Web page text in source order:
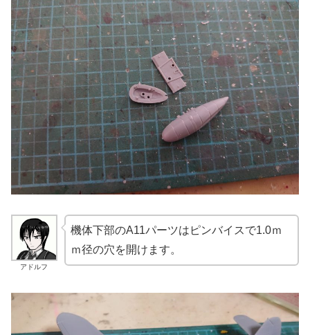
アドルフ
機体下部のA11パーツはピンバイスで1.0ｍ
ｍ径の穴を開けます。